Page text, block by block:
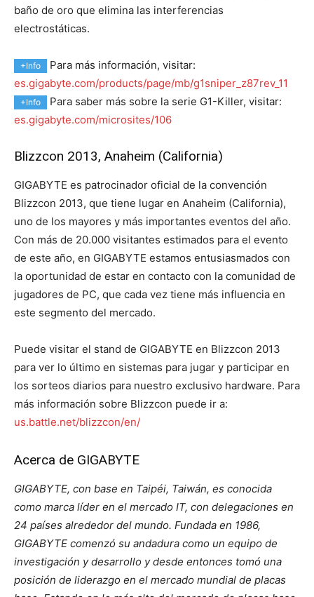
baño de oro que elimina las interferencias
electrostáticas.
+Info
Para más información, visitar:
es.gigabyte.com/products/page/mb/g1sniper_z87rev_11
+Info
Para saber más sobre la serie G1-Killer, visitar:
es.gigabyte.com/microsites/106
Blizzcon 2013, Anaheim (California)
GIGABYTE es patrocinador oficial de la convención
Blizzcon 2013, que tiene lugar en Anaheim (California),
uno de los mayores y más importantes eventos del año.
Con más de 20.000 visitantes estimados para el evento
de este año, en GIGABYTE estamos entusiasmados con
la oportunidad de estar en contacto con la comunidad de
jugadores de PC, que cada vez tiene más influencia en
este segmento del mercado.
Puede visitar el stand de GIGABYTE en Blizzcon 2013
para ver lo último en sistemas para jugar y participar en
los sorteos diarios para nuestro exclusivo hardware. Para
más información sobre Blizzcon puede ir a:
us.battle.net/blizzcon/en/
Acerca de GIGABYTE
GIGABYTE, con base en Taipéi, Taiwán, es conocida
como marca líder en el mercado IT, con delegaciones en
24 países alrededor del mundo. Fundada en 1986,
GIGABYTE comenzó su andadura como un equipo de
investigación y desarrollo y desde entonces tomó una
posición de liderazgo en el mercado mundial de placas